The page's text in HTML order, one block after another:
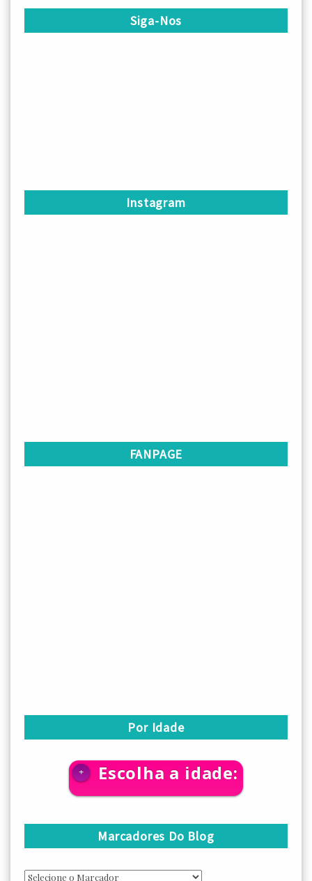
Siga-Nos
Instagram
FANPAGE
Por Idade
+ Escolha a idade:
Marcadores Do Blog